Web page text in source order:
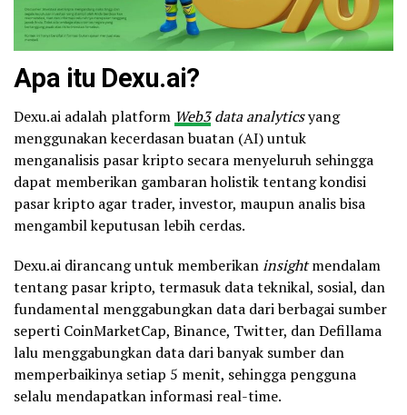
Apa itu Dexu.ai?
Dexu.ai adalah platform Web3data analyticsyang
menggunakan kecerdasan buatan (AI) untuk
menganalisis pasar kripto secara menyeluruh sehingga
dapat memberikan gambaran holistik tentang kondisi
pasar kripto agar trader, investor, maupun analis bisa
mengambil keputusan lebih cerdas.
Dexu.ai dirancang untuk memberikaninsightmendalam
tentang pasar kripto, termasuk data teknikal, sosial, dan
fundamental menggabungkan data dari berbagai sumber
seperti CoinMarketCap, Binance, Twitter, dan Defillama
lalu menggabungkan data dari banyak sumber dan
memperbaikinya setiap 5 menit, sehingga pengguna
selalu mendapatkan informasi real-time.